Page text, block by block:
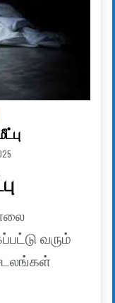
DATE:
வரும்